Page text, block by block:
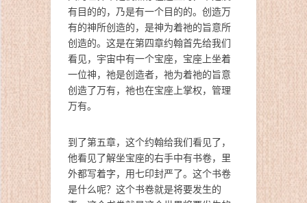
有目的的，乃是有一个目的的。创造万
有的神所创造的，是神为着祂的旨意所
创造的。这是在第四章约翰首先给我们
看见，宇宙中有一个宝座，宝座上坐着
一位神，祂是创造者，祂为着祂的旨意
创造了万有，祂也在宝座上掌权，管理
万有。
到了第五章，这个约翰给我们看见了，
他看见了解坐宝座的右手中有书卷，里
外都写着字，用七印封严了。这个书卷
是什么呢？这个书卷就是将要发生的